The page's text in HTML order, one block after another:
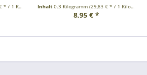
Kilogramm) Inhalt0.3 Kilogramm(29,83 € * / 1 Kilogramm)
8,95 € *